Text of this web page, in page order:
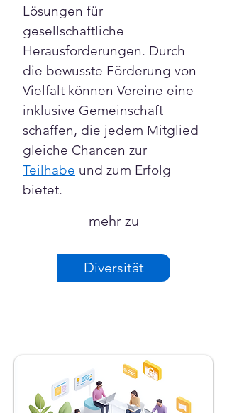
Lösungen für
gesellschaftliche
Herausforderungen. Durch
die bewusste Förderung von
Vielfalt können Vereine eine
inklusive Gemeinschaft
schaffen, die jedem Mitglied
gleiche Chancen zur
Teilhabe und zum Erfolg
bietet.
mehr zu
Diversität